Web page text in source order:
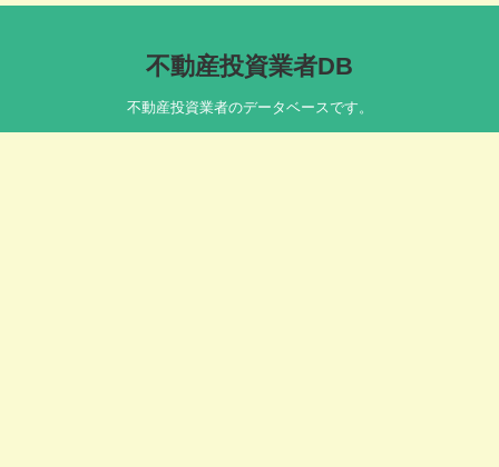
不動産投資業者DB
不動産投資業者のデータベースです。